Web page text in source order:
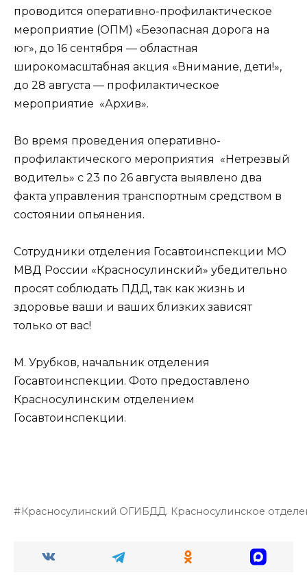
проводится оперативно-профилактическое
мероприятие (ОПМ) «Безопасная дорога на
юг», до 16 сентября — областная
широкомасштабная акция «Внимание, дети!»,
до 28 августа — профилактическое
мероприятие «Архив».
Во время проведения оперативно-
профилактического мероприятия «Нетрезвый
водитель» с 23 по 26 августа выявлено два
факта управления транспортным средством в
состоянии опьянения.
Сотрудники отделения Госавтоинспекции МО
МВД России «Красносулинский» убедительно
просят соблюдать ПДД, так как жизнь и
здоровье ваши и ваших близких зависят
только от вас!
М. Урубков, начальник отделения
Госавтоинспекции. Фото предоставлено
Красносулинским отделением
Госавтоинспекции.
Красносулинский ОГИБДД. Красносулинское